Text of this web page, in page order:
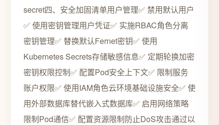
secret四、安全加固清单用户管理✅ 禁用默认用户
✅ 使用密钥管理用户凭证✅ 实施RBAC角色分离
密钥管理✅ 替换默认Fernet密钥✅ 使用
Kubernetes Secrets存储敏感信息✅ 定期轮换加密
密钥权限控制✅ 配置Pod安全上下文✅ 限制服务
账户权限✅ 使用IAM角色云环境基础设施安全✅ 使
用外部数据库替代嵌入式数据库✅ 启用网络策略
限制Pod通信✅ 配置资源限制防止DoS攻击通过以